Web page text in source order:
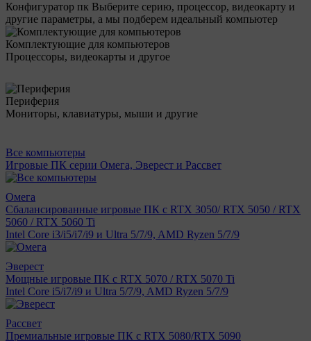
Конфигуратор пк Выберите серию, процессор, видеокарту и
другие параметры, а мы подберем идеальный компьютер
Комплектующие для компьютеров
Процессоры, видеокарты и другое
Периферия
Мониторы, клавиатуры, мыши и другие
Все компьютеры
Игровые ПК серии Омега, Эверест и Рассвет
Омега
Сбалансированные игровые ПК с RTX 3050/ RTX 5050 / RTX
5060 / RTX 5060 Ti
Intel Core i3/i5/i7/i9 и Ultra 5/7/9, AMD Ryzen 5/7/9
Эверест
Мощные игровые ПК с RTX 5070 / RTX 5070 Ti
Intel Core i5/i7/i9 и Ultra 5/7/9, AMD Ryzen 5/7/9
Рассвет
Премиальные игровые ПК с RTX 5080/RTX 5090